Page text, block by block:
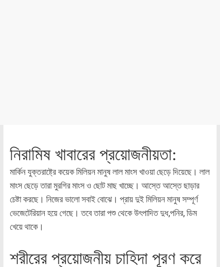
নিরামিষ খাবারের প্রয়োজনীয়তা:
মার্কিন যুক্তরাষ্ট্রে কয়েক মিলিয়ন মানুষ লাল মাংস খাওয়া ছেড়ে দিয়েছে। লাল
মাংস ছেড়ে তারা মুরগির মাংস ও ছোট মাছ খাচ্ছে। আস্তে আস্তে ছাড়ার
চেষ্টা করছে। নিজের ভালো সবাই বোঝে। প্রায় দুই মিলিয়ন মানুষ সম্পূর্ণ
ভেজেটেরিয়ান হয়ে গেছে। তবে তারা পশু থেকে উৎপাদিত দুধ,পনির, ডিম
খেয়ে থাকে।
শরীরের প্রয়োজনীয় চাহিদা পূরণ করে